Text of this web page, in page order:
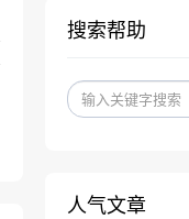
搜索帮助
人气文章